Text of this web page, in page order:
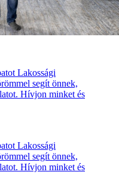
Lakossági
segít önnek,
Hívjon minket és
Lakossági
segít önnek,
Hívjon minket és